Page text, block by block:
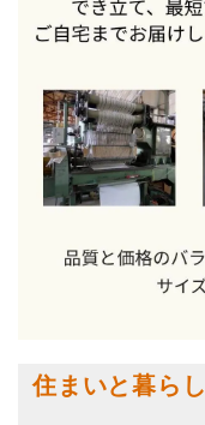
住まいと暮ら